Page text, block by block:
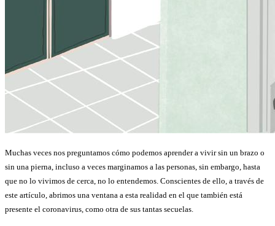
Muchas veces nos preguntamos cómo podemos aprender a vivir sin un brazo o
sin una pierna, incluso a veces marginamos a las personas, sin embargo, hasta
que no lo vivimos de cerca, no lo entendemos. Conscientes de ello, a través de
este artículo, abrimos una ventana a esta realidad en el que también está
presente el coronavirus, como otra de sus tantas secuelas.